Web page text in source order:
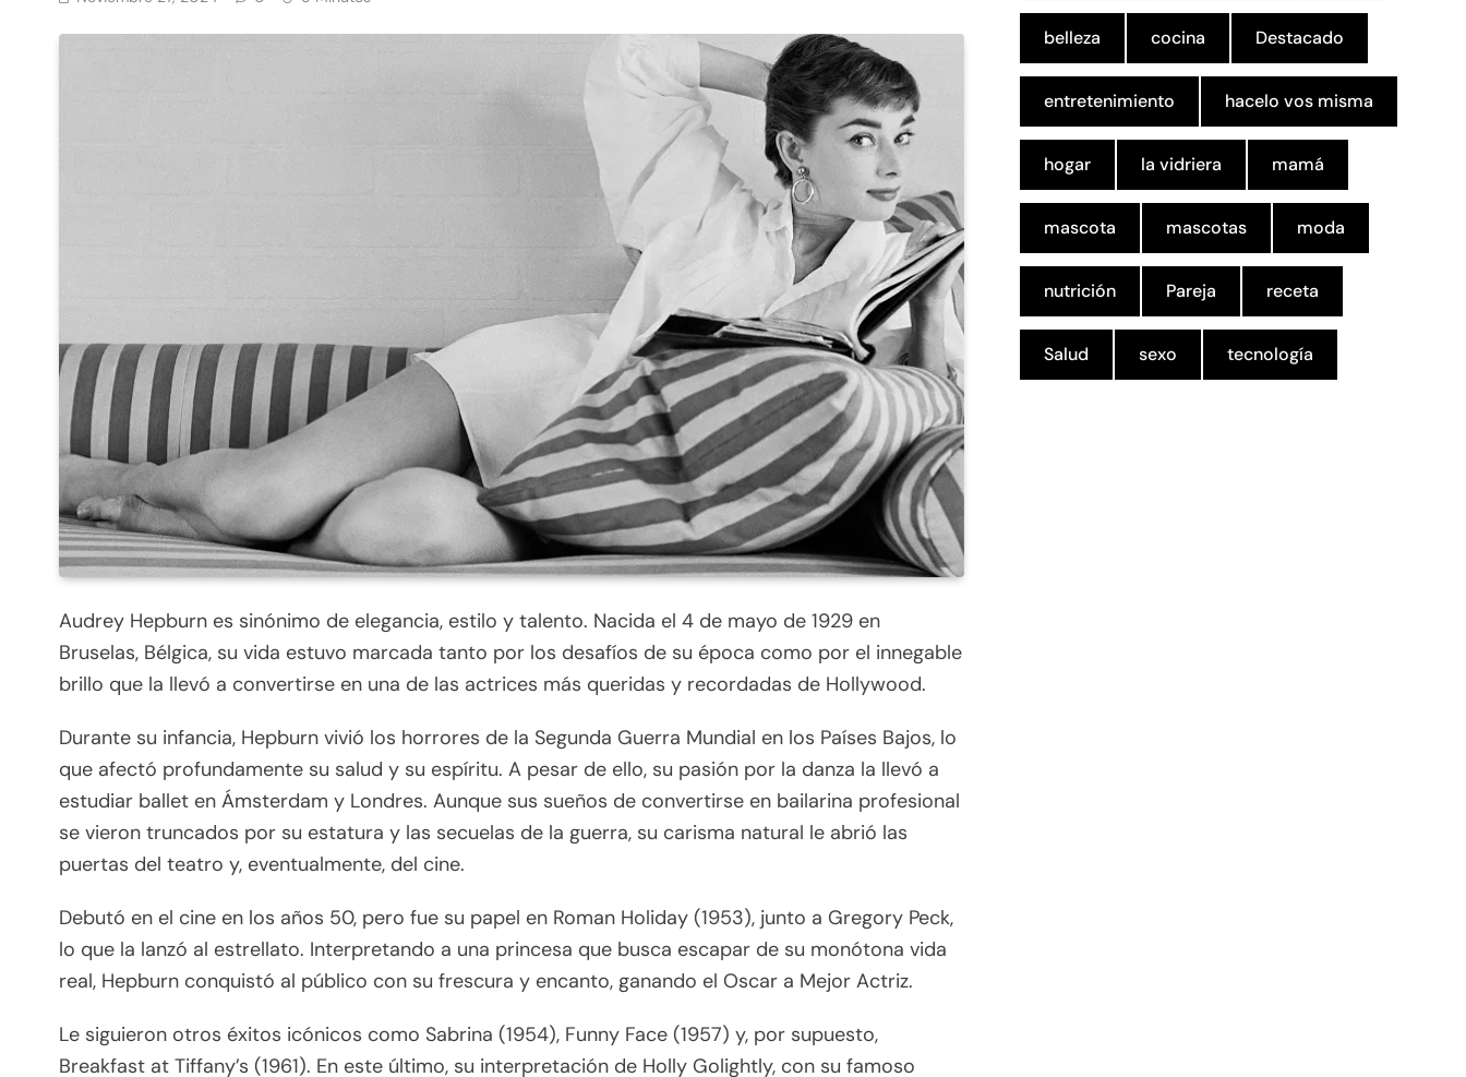
Audrey Hepburn es sinónimo de elegancia, estilo y talento. Nacida el 4 de mayo de 1929 en
Bruselas, Bélgica, su vida estuvo marcada tanto por los desafíos de su época como por el innegable
brillo que la llevó a convertirse en una de las actrices más queridas y recordadas de Hollywood.
Durante su infancia, Hepburn vivió los horrores de la Segunda Guerra Mundial en los Países Bajos, lo
que afectó profundamente su salud y su espíritu. A pesar de ello, su pasión por la danza la llevó a
estudiar ballet en Ámsterdam y Londres. Aunque sus sueños de convertirse en bailarina profesional
se vieron truncados por su estatura y las secuelas de la guerra, su carisma natural le abrió las
puertas del teatro y, eventualmente, del cine.
Debutó en el cine en los años 50, pero fue su papel en Roman Holiday (1953), junto a Gregory Peck,
lo que la lanzó al estrellato. Interpretando a una princesa que busca escapar de su monótona vida
real, Hepburn conquistó al público con su frescura y encanto, ganando el Oscar a Mejor Actriz.
Le siguieron otros éxitos icónicos como Sabrina (1954), Funny Face (1957) y, por supuesto,
Breakfast at Tiffany’s (1961). En este último, su interpretación de Holly Golightly, con su famoso
belleza cocina Destacado
entretenimiento hacelo vos misma
hogar la vidriera mamá
mascota mascotas moda
nutrición Pareja receta
Salud sexo tecnología